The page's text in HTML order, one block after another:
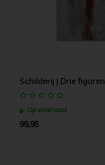
Schilderij | Drie figuren
Op voorraad
99,95